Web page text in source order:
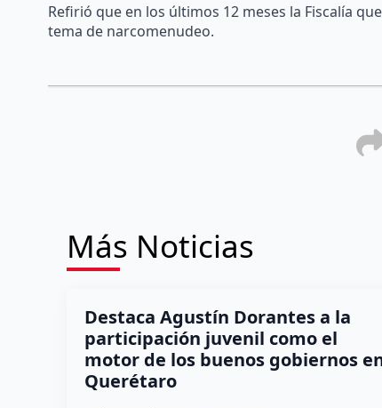
Refirió que en los últimos 12 meses la Fiscalía
tema de narcomenudeo.
Más Noticias
Destaca Agustín Dorantes a la
participación juvenil como el
motor de los buenos gobiernos
Querétaro